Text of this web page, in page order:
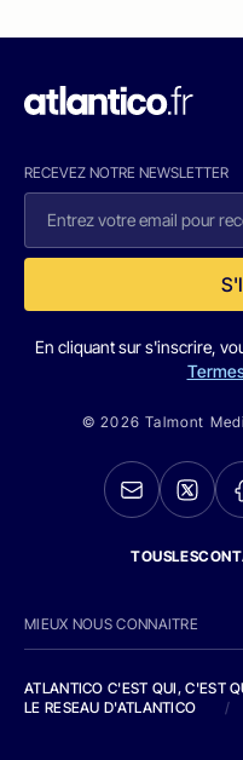
RECEVEZ NOTRE NEWSLETTER
En cliquant sur s'inscrire,
© 2026 Talmont
MIEUX NOUS CONNAITRE
ATLANTICO C'EST QUI, C'EST
LE RESEAU D'ATLANTICO
/